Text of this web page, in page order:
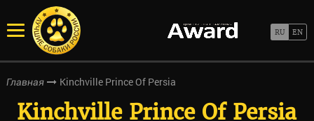
Главная Kinchville Prince Of Persia
Kinchville Prince Of Persia